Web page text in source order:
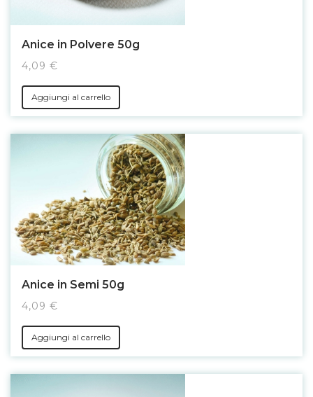
Anice in Polvere 50g
4,09 €
Aggiungi al carrello
Anice in Semi 50g
4,09 €
Aggiungi al carrello